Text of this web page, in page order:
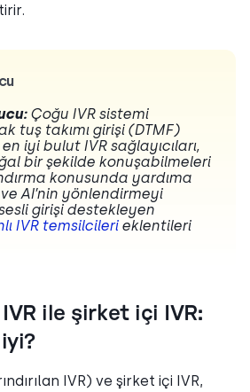
Çoğu IVR sistemi
tuş takımı girişi (DTMF)
iyi bulut IVR sağlayıcıları,
bir şekilde konuşabilmeleri
konusunda yardıma
AI’nin yönlendirmeyi
girişi destekleyen
IVR temsilcilerieklentileri
ile şirket içi IVR:
IVR) ve şirket içi IVR,